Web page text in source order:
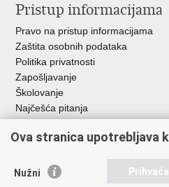
Pristup informacijama
Pravo na pristup informacijama
Zaštita osobnih podataka
Politika privatnosti
Zapošljavanje
Školovanje
Najčešća pitanja
Važne poveznice
EMN Nacionalna kontaktna točka
Ova stranica upotrebljava
Nužni